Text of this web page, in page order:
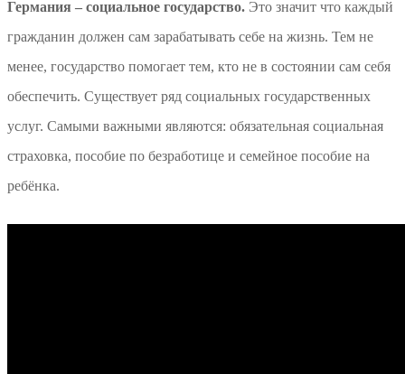
Германия – социальное государство. Это значит что каждый
гражданин должен сам зарабатывать себе на жизнь. Тем не
менее, государство помогает тем, кто не в состоянии сам себя
обеспечить. Существует ряд социальных государственных
услуг. Самыми важными являются: обязательная социальная
страховка, пособие по безработице и семейное пособие на
ребёнка.